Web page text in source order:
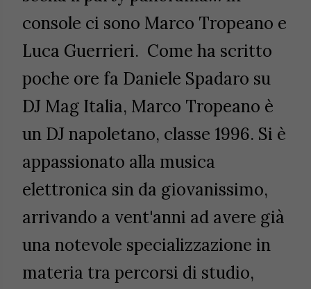
console ci sono Marco Tropeano e
Luca Guerrieri. Come ha scritto
poche ore fa Daniele Spadaro su
DJ Mag Italia, Marco Tropeano è
un DJ napoletano, classe 1996. Si è
appassionato alla musica
elettronica sin da giovanissimo,
arrivando a vent'anni ad avere già
una notevole specializzazione in
materia tra percorsi di studio,